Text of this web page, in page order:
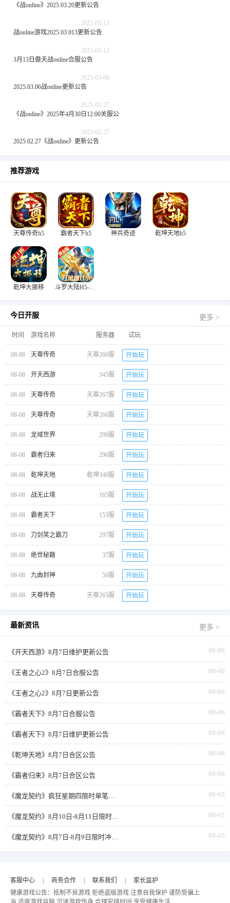
《战online》2025.03.20更新公告
2025-03-13
战online游戏2025.03.013更新公告
2025-03-12
3月13日傲天战online合服公告
2025-03-06
2025.03.06战online更新公告
2025-02-27
《战online》2025年4月30日12:00关服公告
2025-02-27
2025.02.27《战online》更新公告
推荐游戏
天尊传奇h5 霸者天下h5 神兵奇迹 乾坤天地h5
乾坤大挪移 斗罗大陆H5-极速黄金版
今日开服 更多 >
时间 游戏名称 服务器 试玩
08-08 天尊传奇 天尊268服 开始玩
08-08 开天西游 345服 开始玩
08-08 天尊传奇 天尊267服 开始玩
08-08 天尊传奇 天尊266服 开始玩
08-08 龙域世界 299服 开始玩
08-08 霸者归来 296服 开始玩
08-08 乾坤天地 乾坤340服 开始玩
08-08 战无止境 165服 开始玩
08-08 霸者天下 153服 开始玩
08-08 刀剑笑之霸刀 297服 开始玩
08-08 绝世秘籍 37服 开始玩
08-08 九曲封神 50服 开始玩
08-08 天尊传奇 天尊265服 开始玩
最新资讯 更多 >
08-06
《开天西游》8月7日维护更新公告
08-06
《王者之心2》8月7日合服公告
08-06
《王者之心2》8月7日更新公告
08-06
《霸者天下》8月7日合服公告
08-06
《霸者天下》8月7日维护更新公告
08-06
《乾坤天地》8月7日合区公告
08-06
《霸者归来》8月7日合区公告
08-05
《魔龙契约》疯狂星期四限时单笔返利
08-05
《魔龙契约》8月10日-8月11日限时活动累充
08-05
《魔龙契约》8月7日-8月9日限时冲榜活动
客服中心 商务合作 联系我们
家长监护
健康游戏公告：抵制不良游戏 拒绝盗版游戏 注意自我保护 谨防受骗上